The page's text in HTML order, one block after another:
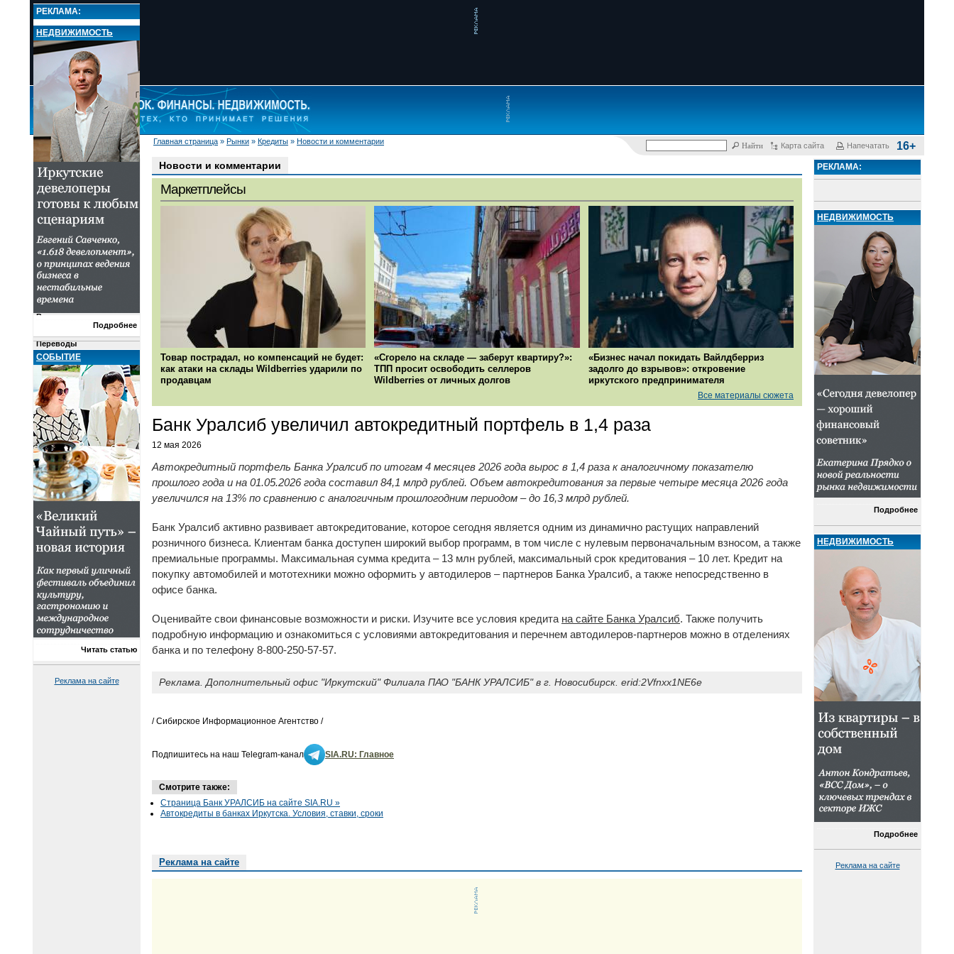
Главная страница » Рынки » Кредиты » Новости и комментарии
Карта сайта Напечатать 16+
НОВОСТИ
РЫНКИ
Валюта
Кредиты
Поиск кредита
Ипотека. Кредит на
недвижимость
Автокредиты
Потребительские
кредиты
Кредитные карты
Кредиты для бизнеса
Новости и комментарии
Вклады и депозиты
Переводы
Металлы
Сейфы и ячейки
Недвижимость
КОМПАНИИ
О ПРОЕКТЕ
РЕКЛАМА:
НЕДВИЖИМОСТЬ
Подробнее
СОБЫТИЕ
Читать статью
Реклама на сайте
Новости и комментарии
Маркетплейсы
Товар пострадал, но компенсаций не будет:
как атаки на склады Wildberries ударили по
продавцам
«Сгорело на складе — заберут квартиру?»:
ТПП просит освободить селлеров
Wildberries от личных долгов
«Бизнес начал покидать Вайлдберриз
задолго до взрывов»: откровение
иркутского предпринимателя
Все материалы сюжета
Банк Уралсиб увеличил автокредитный портфель в 1,4 раза
12 мая 2026
Автокредитный портфель Банка Уралсиб по итогам 4 месяцев 2026 года вырос в 1,4 раза к аналогичному показателю
прошлого года и на 01.05.2026 года составил 84,1 млрд рублей. Объем автокредитования за первые четыре месяца 2026 года
увеличился на 13% по сравнению с аналогичным прошлогодним периодом – до 16,3 млрд рублей.
Банк Уралсиб активно развивает автокредитование, которое сегодня является одним из динамично растущих направлений
розничного бизнеса. Клиентам банка доступен широкий выбор программ, в том числе с нулевым первоначальным взносом, а также
премиальные программы. Максимальная сумма кредита – 13 млн рублей, максимальный срок кредитования – 10 лет. Кредит на
покупку автомобилей и мототехники можно оформить у автодилеров – партнеров Банка Уралсиб, а также непосредственно в
офисе банка.
Оценивайте свои финансовые возможности и риски. Изучите все условия кредита на сайте Банка Уралсиб. Также получить
подробную информацию и ознакомиться с условиями автокредитования и перечнем автодилеров-партнеров можно в отделениях
банка и по телефону 8-800-250-57-57.
Реклама. Дополнительный офис "Иркутский" Филиала ПАО "БАНК УРАЛСИБ" в г. Новосибирск. erid:2Vfnxx1NE6e
/ Сибирское Информационное Агентство /
Подпишитесь на наш Telegram-канал SIA.RU: Главное
Смотрите также:
Страница Банк УРАЛСИБ на сайте SIA.RU »
Автокредиты в банках Иркутска. Условия, ставки, сроки
Реклама на сайте
РЕКЛАМА:
НЕДВИЖИМОСТЬ
Подробнее
НЕДВИЖИМОСТЬ
Подробнее
Реклама на сайте